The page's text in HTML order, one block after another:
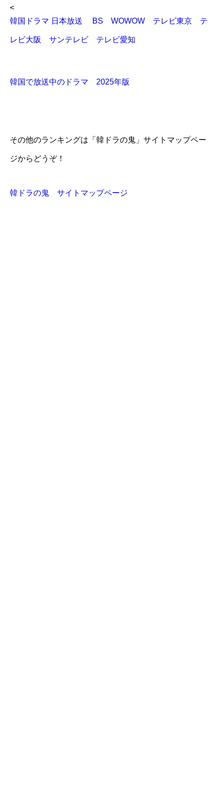
<
韓国ドラマ 日本放送 BS WOWOW テレビ東京 テ
レビ大阪 サンテレビ テレビ愛知
韓国で放送中のドラマ 2025年版
その他のランキングは「韓ドラの鬼」サイトマップペー
ジからどうぞ！
韓ドラの鬼 サイトマップページ